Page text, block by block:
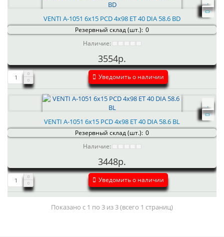
VENTI А-1051 6x15 PCD 4x98 ET 40 DIA 58.6 BD
Резервный склад (шт.): 0
Наличие:
3554р.
Уведомить о наличии
VENTI А-1051 6x15 PCD 4x98 ET 40 DIA 58.6 BL
Резервный склад (шт.): 0
Наличие:
3448р.
Уведомить о наличии
Показано с 1 по 3 из 3 (всего 1 страниц)